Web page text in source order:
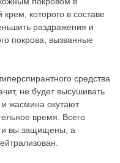
которого в составе
раздражения и
покрова, вызванные
средства
не будет высушивать
жасмина окутают
время. Всего
и вы защищены, а